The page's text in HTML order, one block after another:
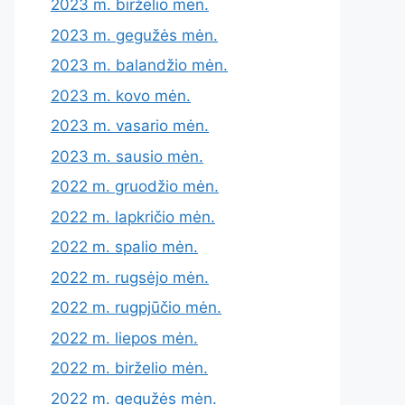
2023 m. birželio mėn.
2023 m. gegužės mėn.
2023 m. balandžio mėn.
2023 m. kovo mėn.
2023 m. vasario mėn.
2023 m. sausio mėn.
2022 m. gruodžio mėn.
2022 m. lapkričio mėn.
2022 m. spalio mėn.
2022 m. rugsėjo mėn.
2022 m. rugpjūčio mėn.
2022 m. liepos mėn.
2022 m. birželio mėn.
2022 m. gegužės mėn.